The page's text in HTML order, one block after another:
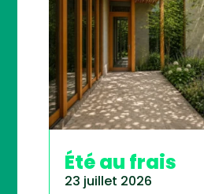
Été au frais
23 juillet 2026